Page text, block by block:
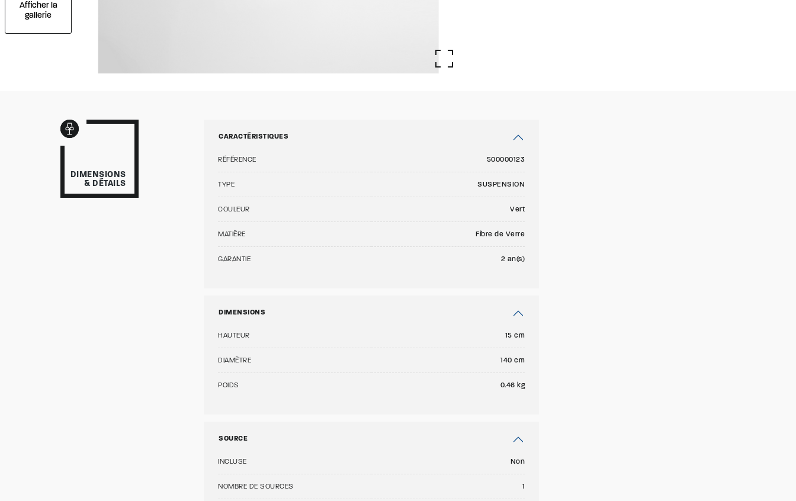
Afficher la
gallerie
DIMENSIONS
& DÉTAILS
CARACTÉRISTIQUES
RÉFÉRENCE 500000123
TYPE SUSPENSION
COULEUR Vert
MATIÈRE Fibre de Verre
GARANTIE 2 an(s)
DIMENSIONS
HAUTEUR 15 cm
DIAMÈTRE 140 cm
POIDS 0.46 kg
SOURCE
INCLUSE Non
NOMBRE DE SOURCES 1